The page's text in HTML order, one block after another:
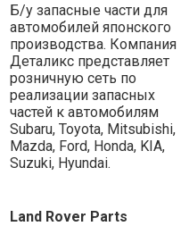
Б/у запасные части для
автомобилей японского
производства. Компания
Деталикс представляет
розничную сеть по
реализации запасных
частей к автомобилям
Subaru, Toyota, Mitsubishi,
Mazda, Ford, Honda, KIA,
Suzuki, Hyundai.
Land Rover Parts